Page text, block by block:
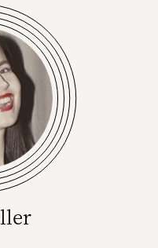
von 16 GenZ -
Marken
zu gehören. Als
eine der
in Europa
Youth)